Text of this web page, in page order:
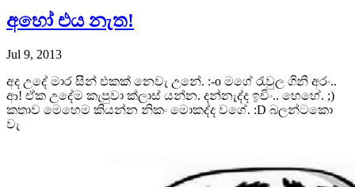
අහෝ එය නැත!
Jul 9, 2013
අද උදේ මාර සීන් එකක් නෙවැ උනේ. :-o මගේ රැවුල ගිනි අරං..
ආ! ඒක උදේම කැපුවා ක්ලාස් යන්න. දන්නැද්ද ඉචිං.. හෙහේ. ;)
කතාව මෙහෙම කියන්න නිකං මොකද්ද වගේ. :D බලන්ටකො
වැ